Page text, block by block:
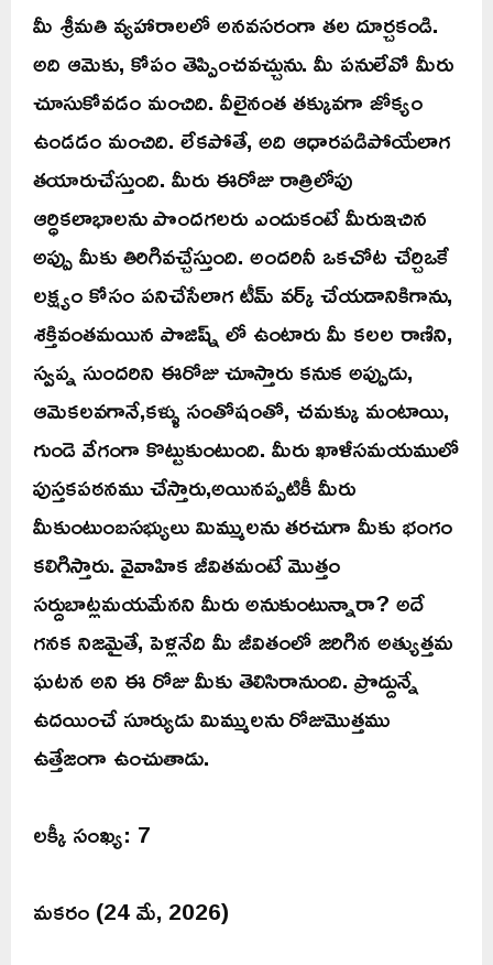
మీ శ్రీమతి వ్యహారాలలో అనవసరంగా తల దూర్చకండి.
అది ఆమెకు, కోపం తెప్పించవచ్చును. మీ పనులేవో మీరు
చూసుకోవడం మంచిది. వీలైనంత తక్కువగా జోక్యం
ఉండడం మంచిది. లేకపోతే, అది ఆధారపడిపోయేలాగ
తయారుచేస్తుంది. మీరు ఈరోజు రాత్రిలోపు
ఆర్ధికలాభాలను పొందగలరు ఎందుకంటే మీరుఇచిన
అప్పు మీకు తిరిగివచ్చేస్తుంది. అందరినీ ఒకచోట చేర్చిఒకే
లక్ష్యం కోసం పనిచేసేలాగ టీమ్ వర్క్ చేయడానికిగాను,
శక్తివంతమయిన పొజిష్న్ లో ఉంటారు మీ కలల రాణిని,
స్వప్న సుందరిని ఈరోజు చూస్తారు కనుక అప్పుడు,
ఆమెకలవగానే,కళ్ళు సంతోషంతో, చమక్కు మంటాయి,
గుండె వేగంగా కొట్టుకుంటుంది. మీరు ఖాళీసమయములో
పుస్తకపఠనము చేస్తారు,అయినప్పటికీ మీరు
మీకుంటుంబసభ్యులు మిమ్ములను తరచుగా మీకు భంగం
కలిగిస్తారు. వైవాహిక జీవితమంటే మొత్తం
సర్దుబాట్లమయమేనని మీరు అనుకుంటున్నారా? అదే
గనక నిజమైతే, పెళ్లనేది మీ జీవితంలో జరిగిన అత్యుత్తమ
ఘటన అని ఈ రోజు మీకు తెలిసిరానుంది. ప్రొద్దున్నే
ఉదయించే సూర్యుడు మిమ్ములను రోజుమొత్తము
ఉత్తేజంగా ఉంచుతాడు.
లక్కీ సంఖ్య: 7
మకరం (24 మే, 2026)